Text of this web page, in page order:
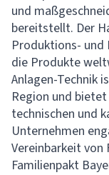
und
bereitstellt. Der
Produktions-
die Produkte
Anlagen-Technik
Region und
technischen und
Unternehmen
Vereinbarkeit
Familienpakt